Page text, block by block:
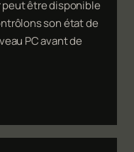
peut être disponible
son état de
PC avant de